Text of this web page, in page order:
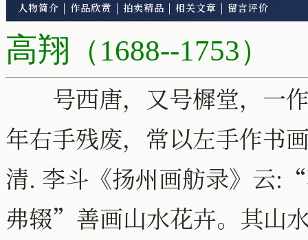
人物简介 | 作品欣赏 | 拍卖精品 | 相关文章 | 留言评价
高翔 （1688--1753）
号西唐，又号樨堂，一作
年右手残废，常以左手作书
清. 李斗《扬州画舫录》云
弗辍”善画山水花卉。其山